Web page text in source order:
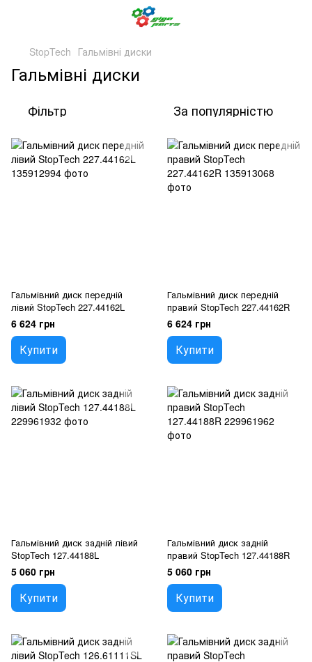
StopTech Гальмівні диски
Гальмівні диски
Фільтр За популярністю
Гальмівний диск передній
лівий StopTech 227.44162L
6 624 грн
Купити
Гальмівний диск передній
правий StopTech 227.44162R
6 624 грн
Купити
Гальмівний диск задній лівий
StopTech 127.44188L
5 060 грн
Купити
Гальмівний диск задній
правий StopTech 127.44188R
5 060 грн
Купити